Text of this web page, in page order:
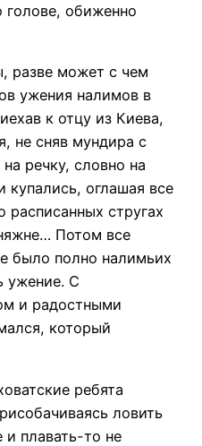
обиженно
может с чем
ужения налимов в
к отцу из Киева,
не сняв мундира с
речку, словно на
оглашая все
расписанных стругах
Потом все
было полно налимьих
ужение. С
и радостными
который
ребята
ловить
и плавать-то не